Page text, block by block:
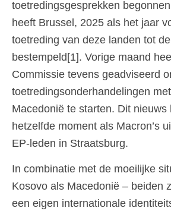
toetredingsgesprekken
heeft Brussel, 2025 als het jaar
toetreding van deze landen tot
bestempeld[1]. Vorige maand
Commissie tevens geadviseerd
toetredingsonderhandelingen
Macedonië te starten. Dit nieuws
hetzelfde moment als Macron’s
EP-leden in Straatsburg.
In combinatie met de moeilijke
Kosovo als Macedonië – beiden
een eigen internationale